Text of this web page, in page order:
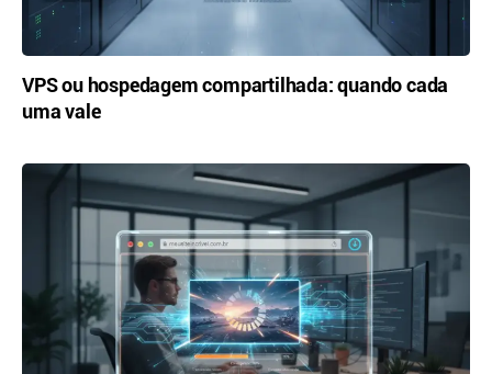
VPS ou hospedagem compartilhada: quando cada
uma vale